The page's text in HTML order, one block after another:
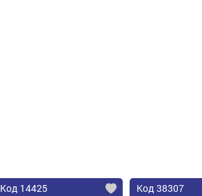
Код 14425 Код 38307